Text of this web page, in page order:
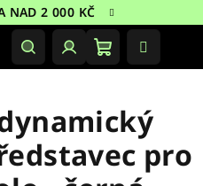
NAD 2 000 KČ
HledatPřihlášeníNákupní
pro